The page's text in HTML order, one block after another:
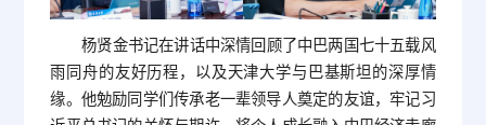
杨贤金书记在讲话中深情回顾了中巴两国七十五载风
雨同舟的友好历程，以及天津大学与巴基斯坦的深厚情
缘。他勉励同学们传承老一辈领导人奠定的友谊，牢记习